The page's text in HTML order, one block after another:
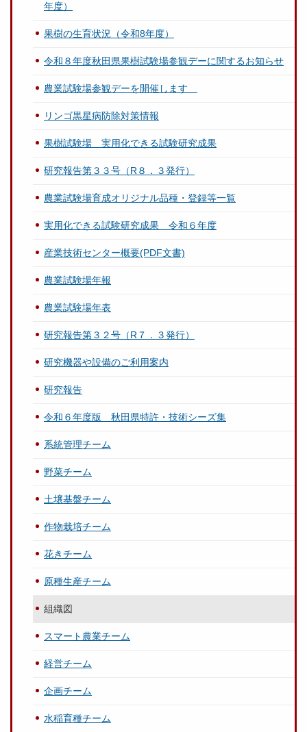
年度）
果樹の生育状況（令和8年度）
令和８年度秋田県果樹試験場参観デーに関するお知らせ
農業試験場参観デーを開催します
リンゴ黒星病防除対策情報
果樹試験場 実用化できる試験研究成果
研究報告第３３号（R８．３発行）
農業試験場育成オリジナル品種・登録等一覧
実用化できる試験研究成果 令和６年度
産業技術センター概要(PDF文書)
農業試験場年報
農業試験場年表
研究報告第３２号（R７．３発行）
研究機器や設備のご利用案内
研究報告
令和６年度版 秋田県特許・技術シーズ集
系統管理チーム
野菜チーム
土壌基盤チーム
作物栽培チーム
花きチーム
原種生産チーム
組織図
スマート農業チーム
経営チーム
企画チーム
水稲育種チーム